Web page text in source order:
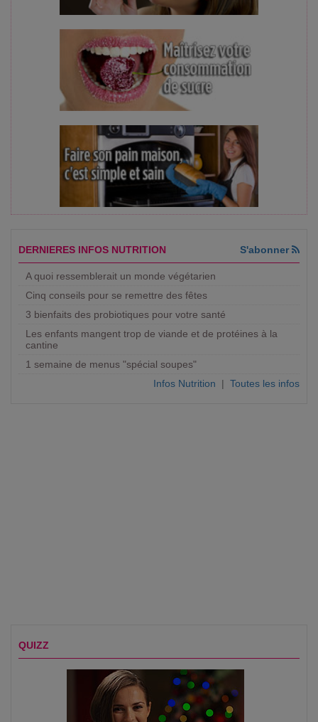
DERNIERES INFOS NUTRITION S'abonner
A quoi ressemblerait un monde végétarien
Cinq conseils pour se remettre des fêtes
3 bienfaits des probiotiques pour votre santé
Les enfants mangent trop de viande et de protéines à la
cantine
1 semaine de menus "spécial soupes"
Infos Nutrition | Toutes les infos
QUIZZ